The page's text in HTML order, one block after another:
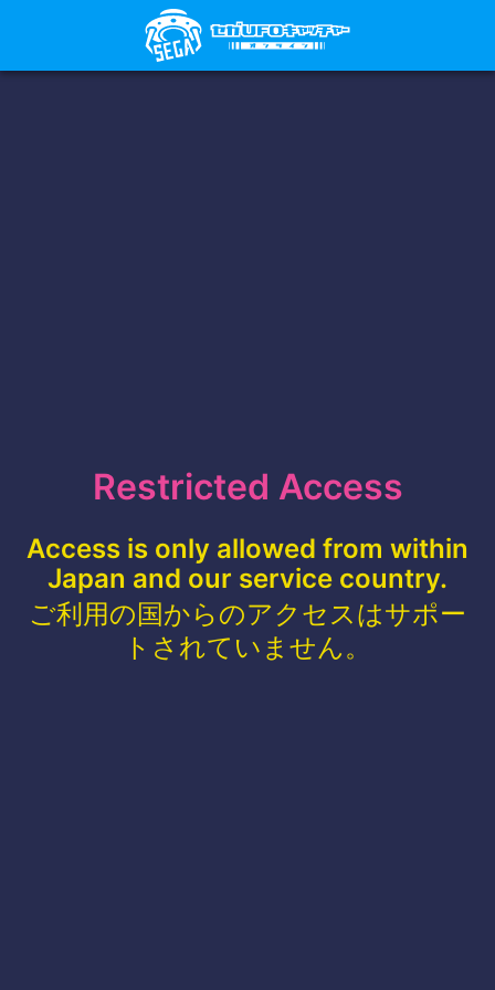
Restricted Access
Access is only allowed from within
Japan and our service country.
ご利用の国からのアクセスはサポー
トされていません。